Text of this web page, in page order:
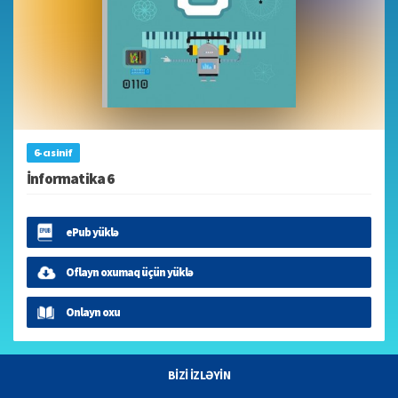
6-cı sinif
İnformatika 6
ePub yüklə
Oflayn oxumaq üçün yüklə
Onlayn oxu
BİZİ İZLƏYİN